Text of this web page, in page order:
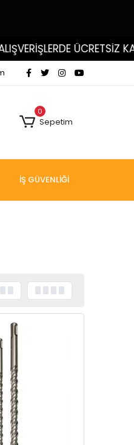
ÜCRETSİZ KARGO!
0
Sepetim
İŞ GÜVENLİĞİ